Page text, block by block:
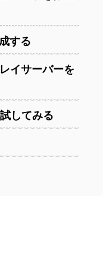
する
イサーバーを
してみる